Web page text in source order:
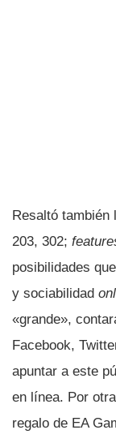
Resaltó también
203, 302;
posibilidades
y sociabilidad
«grande»,
Facebook,
apuntar a este
en lí­nea. Por
regalo de EA